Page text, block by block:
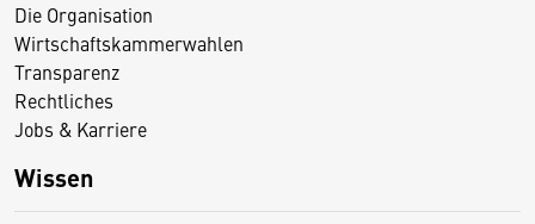
Die Organisation
Wirtschaftskammerwahlen
Transparenz
Rechtliches
Jobs & Karriere
Wissen